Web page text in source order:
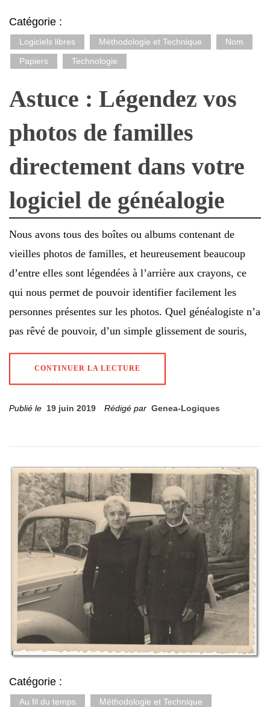
Catégorie :
Logiciels libres Méthodologie et Technique
Nom
Papiers
Technologie
Astuce : Légendez vos
photos de familles
directement dans votre
logiciel de généalogie
Nous avons tous des boîtes ou albums contenant de
vieilles photos de familles, et heureusement beaucoup
d’entre elles sont légendées à l’arrière aux crayons, ce
qui nous permet de pouvoir identifier facilement les
personnes présentes sur les photos. Quel généalogiste n’a
pas rêvé de pouvoir, d’un simple glissement de souris,
CONTINUER LA LECTURE
Publié le 19 juin 2019 Rédigé par Genea-Logiques
Catégorie :
Au fil du temps
Méthodologie et Technique